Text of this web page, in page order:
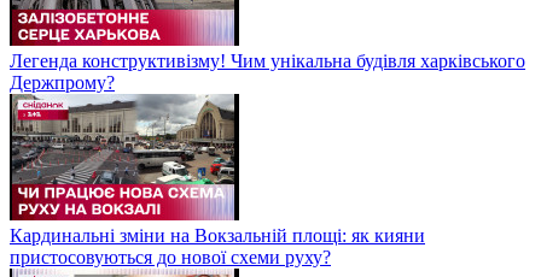
Легенда конструктивізму! Чим унікальна будівля харківського
Держпрому?
Кардинальні зміни на Вокзальній площі: як кияни
пристосовуються до нової схеми руху?